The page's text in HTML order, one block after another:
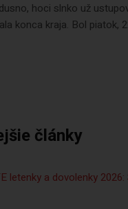
hoci slnko už
konca kraja. Bol piatok,
články
letenky a dovolenky